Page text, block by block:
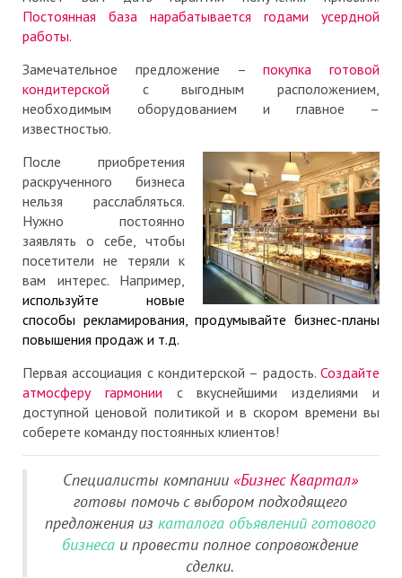
Постоянная база нарабатывается годами усердной
работы.
Замечательное предложение –покупка готовой
кондитерской с выгодным расположением,
необходимым оборудованием и главное –
известностью.
После приобретения
раскрученного бизнеса
нельзя расслабляться.
Нужно постоянно
заявлять о себе, чтобы
посетители не теряли к
вам интерес. Например,
используйте новые
способы рекламирования, продумывайте бизнес-планы
повышения продаж и т.д.
Первая ассоциация с кондитерской – радость. Создайте
атмосферу гармонии с вкуснейшими изделиями и
доступной ценовой политикой и в скором времени вы
соберете команду постоянных клиентов!
Специалисты компании «Бизнес Квартал»
готовы помочь с выбором подходящего
предложения из каталога объявлений готового
бизнеса и провести полное сопровождение
сделки.